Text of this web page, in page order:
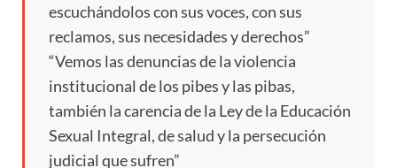
escuchándolos con sus voces, con sus
reclamos, sus necesidades y derechos”
“Vemos las denuncias de la violencia
institucional de los pibes y las pibas,
también la carencia de la Ley de la Educación
Sexual Integral, de salud y la persecución
judicial que sufren”